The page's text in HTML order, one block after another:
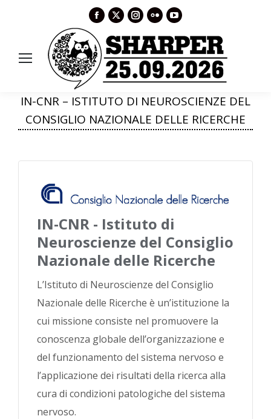
Facebook
opens
in
new
X
opens
in
new
Instagram
opens
in
new
Flickr
opens
in
new
YouTube
opens
in
new
IN-CNR – ISTITUTO DI NEUROSCIENZE DEL
CONSIGLIO NAZIONALE DELLE RICERCHE
IN-CNR - Istituto di
Neuroscienze del Consiglio
Nazionale delle Ricerche
L’Istituto di Neuroscienze del Consiglio
Nazionale delle Ricerche è un’istituzione la
cui missione consiste nel promuovere la
conoscenza globale dell’organizzazione e
del funzionamento del sistema nervoso e
l’applicazione dei risultati della ricerca alla
cura di condizioni patologiche del sistema
nervoso.